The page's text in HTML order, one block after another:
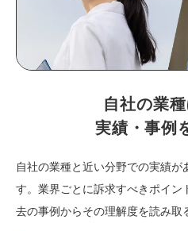
自社の業
実績・事例
自社の業種と近い分野での実績
す。業界ごとに訴求すべきポイ
去の事例からその理解度を読み取